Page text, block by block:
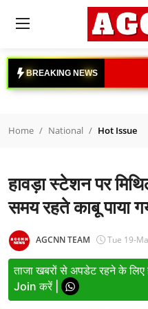
Login
International
Crime
Sports
Tech & Auto
Social Media Trends
BREAK NG N EWS
Home National Hot Issue
हावड़ा स्टेशन पर
समय रहते काबू पाया
AGCNN TEAM Tue 19-
ताजा खबरों से अपडेट रहने के
Join करें |